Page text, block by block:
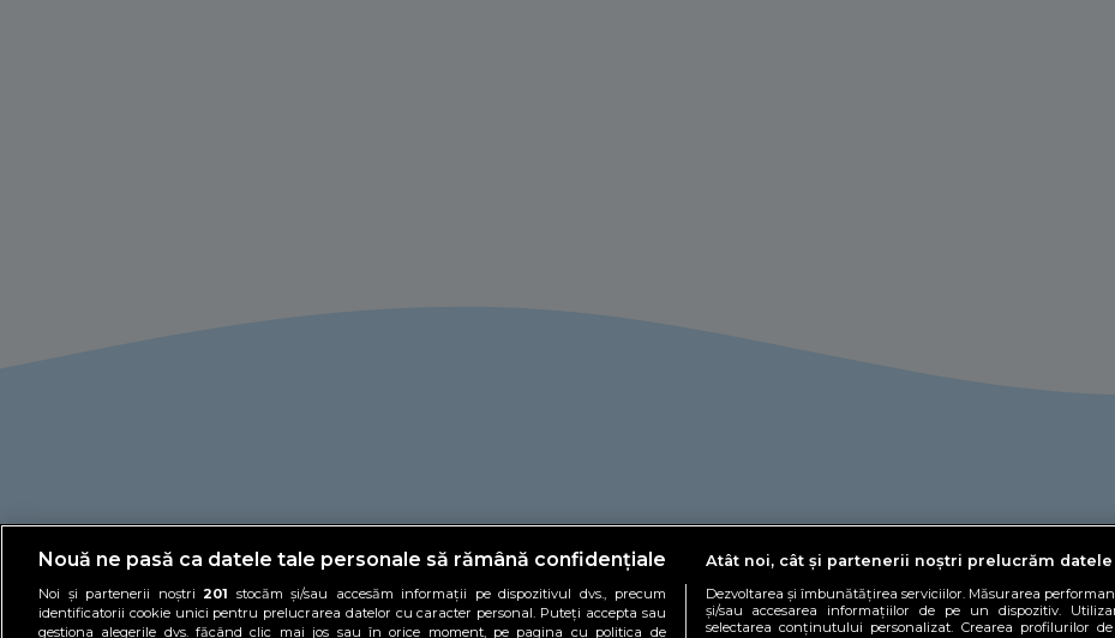
Nouă ne pasă ca datele tale personale să rămână confidențiale
Noi și partenerii noștri201 stocăm și/sau accesăm informații pe dispozitivul dvs., precum
identificatorii cookie unici pentru prelucrarea datelor cu caracter personal. Puteți accepta sau
gestiona alegerile dvs. făcând clic mai jos sau în orice moment, pe pagina cu politica de
Atât noi, cât și partenerii noștri prelucrăm
Dezvoltarea și îmbunătățirea serviciilor. Măsurarea
și/sau accesarea informațiilor de pe un dispozitiv.
selectarea conținutului personalizat. Crearea profilurilor